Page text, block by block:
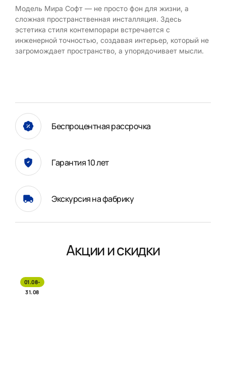
Модель Мира Софт — не просто фон для жизни, а
сложная пространственная инсталляция. Здесь
эстетика стиля контемпорари встречается с
инженерной точностью, создавая интерьер, который не
загромождает пространство, а упорядочивает мысли.
Беспроцентная рассрочка
Гарантия 10 лет
Экскурсия на фабрику
Акции и скидки
01.08-
31.08